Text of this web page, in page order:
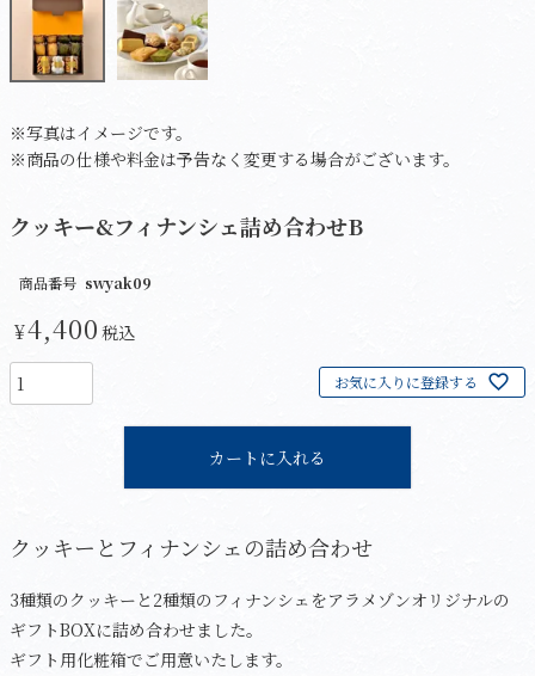
※写真はイメージです。
※商品の仕様や料金は予告なく変更する場合がございます。
クッキー&フィナンシェ詰め合わせB
商品番号 swyak09
¥4,400 税込
お気に入りに登録する
カートに入れる
クッキーとフィナンシェの詰め合わせ
3種類のクッキーと2種類のフィナンシェをアラメゾンオリジナルの
ギフトBOXに詰め合わせました。
ギフト用化粧箱でご用意いたします。